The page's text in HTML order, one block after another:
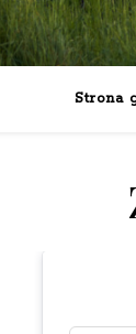
Strona